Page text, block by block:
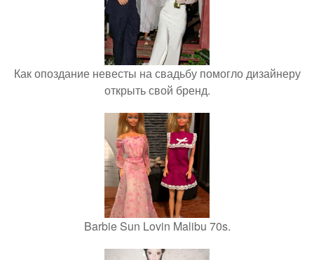
Как опоздание невесты на свадьбу помогло дизайнеру
открыть свой бренд.
Barbie Sun Lovin Malibu 70s.